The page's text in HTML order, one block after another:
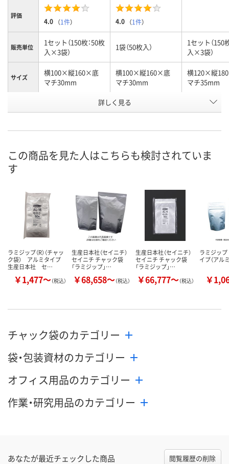
評価
4.0 （1件） 4.0 （1件）
販売単位
1セット（150枚：50枚
入×3袋）
1袋（50枚入）
1セット（150
入×3袋）
サイズ
横100×縦160×底
マチ30mm
横100×縦160×底
マチ30mm
横120×縦
マチ35mm
8492468 5408738
カゴへ カゴへ
詳しく見る
この商品を見た人はこちらも検討されていま
す
ラミジップ（R）（チャッ
ク袋） アルミタイプ
生産日本社 セ…
￥1,477～（税込）
生産日本社（セイニチ）
セイニチ チャック袋
「ラミジップ」…
￥68,658～（税込）
生産日本社（セイニチ）
セイニチ チャック袋
「ラミジップ」…
￥66,777～（税込）
ラミジッ
イプ（アル
￥
チャック袋のカテゴリー
袋・包装資材のカテゴリー
オフィス用品のカテゴリー
作業・研究用品のカテゴリー
あなたが最近チェックした商品 閲覧履歴の削除